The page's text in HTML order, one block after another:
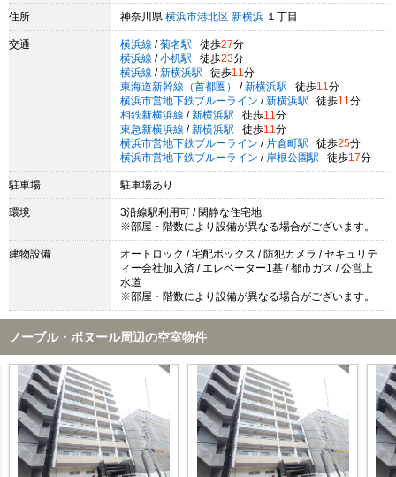
住所 神奈川県 横浜市港北区 新横浜 １丁目
交通 横浜線 / 菊名駅 徒歩27分
横浜線 / 小机駅 徒歩23分
横浜線 / 新横浜駅 徒歩11 分
東海道新幹線（首都圏）
/ 新横浜駅 徒歩11 分
横浜市営地下鉄ブルーライン / 新横浜駅 徒歩11 分
相鉄新横浜線 / 新横浜駅 徒歩11 分
東急新横浜線 / 新横浜駅 徒歩11 分
横浜市営地下鉄ブルーライン / 片倉町駅 徒歩25分
横浜市営地下鉄ブルーライン / 岸根公園駅 徒歩17分
駐車場 駐車場あり
環境
3沿線駅利用可 / 閑静な住宅地
※部屋・階数により設備が異なる場合がございます。
建物設備
オートロック / 宅配ボックス / 防犯カメラ / セキュリテ
ィー会社加入済 / エレベーター1基 / 都市ガス / 公営上
水道
※部屋・階数により設備が異なる場合がございます。
ノーブル・ボヌール周辺の空室物件